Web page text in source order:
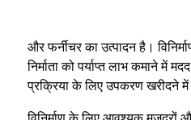
और फर्नीचर का उत्पादन है।
निर्माता को पर्याप्त लाभ कमाने में
प्रक्रिया के लिए उपकरण खरीदने